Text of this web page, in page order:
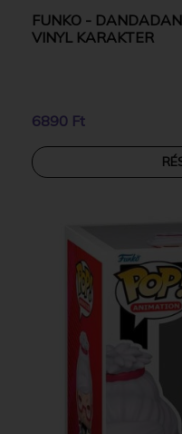
FUNKO -
VINYL KARAKTER
6890 Ft